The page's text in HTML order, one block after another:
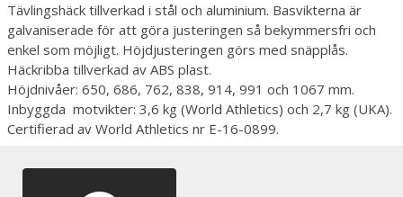
Tävlingshäck tillverkad i stål och aluminium. Basvikterna är
galvaniserade för att göra justeringen så bekymmersfri och
enkel som möjligt. Höjdjusteringen görs med snäpplås.
Häckribba tillverkad av ABS plast.
Höjdnivåer: 650, 686, 762, 838, 914, 991 och 1067 mm.
Inbyggda motvikter: 3,6 kg (World Athletics) och 2,7 kg (UKA).
Certifierad av World Athletics nr E-16-0899.